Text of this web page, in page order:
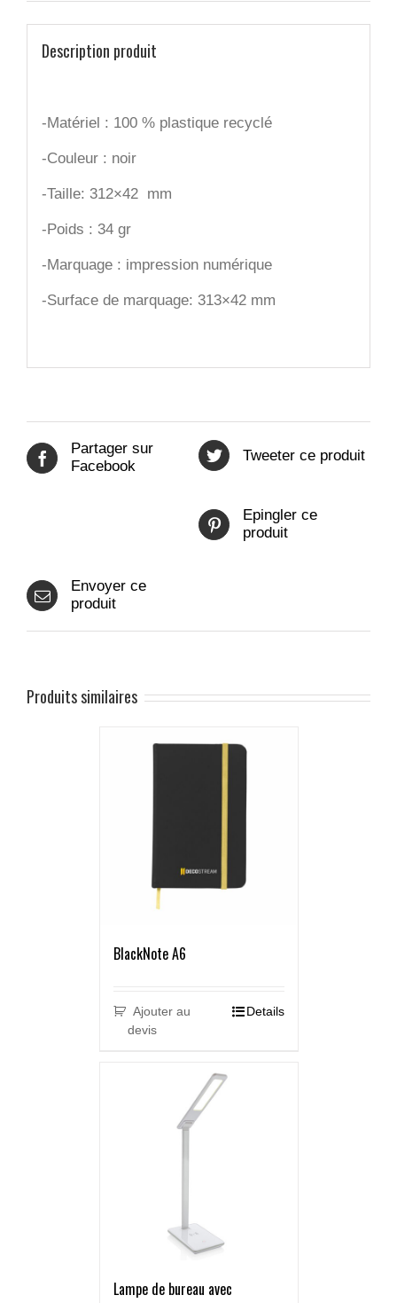
Description produit
-Matériel : 100 % plastique recyclé
-Couleur : noir
-Taille: 312×42 mm
-Poids : 34 gr
-Marquage : impression numérique
-Surface de marquage: 313×42 mm
Partager sur
Facebook
Tweeter ce produit
Epingler ce
produit
Envoyer ce
produit
Produits similaires
BlackNote A6
Ajouter au
devis
Details
Lampe de bureau avec